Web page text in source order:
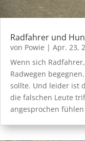
Radfahrer und
von Powie | Apr. 23,
Wenn sich
Radwegen
sollte. Und leider ist
die falschen Leute
angesprochen